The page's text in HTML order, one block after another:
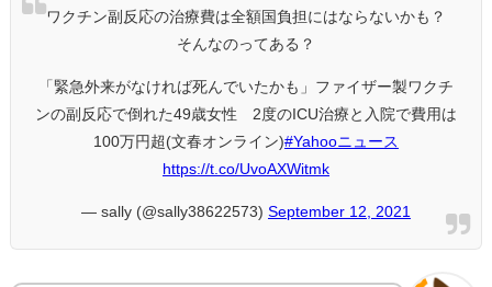
ワクチン副反応の治療費は全額国負担にはならないかも？
そんなのってある？
「緊急外来がなければ死んでいたかも」ファイザー製ワクチ
ンの副反応で倒れた49歳女性 2度のICU治療と入院で費用は
100万円超(文春オンライン)#Yahooニュース
https://t.co/UvoAXWitmk
— sally (@sally38622573) September 12, 2021